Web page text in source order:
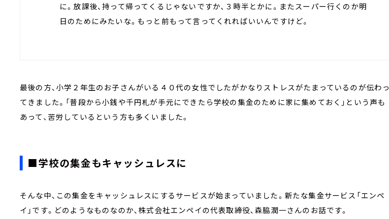
に。放課後、持って帰ってくるじゃないですか、３時半とかに。またスーパー行くのか明
日のためにみたいな。もっと前もって言ってくれればいいんですけど。
最後の方、小学２年生のお子さんがいる４０代の女性でしたがかなりストレスがたまっているのが伝わっ
てきました。「普段から小銭や千円札が手元にできたら学校の集金のために家に集めておく」という声も
あって、苦労しているという方も多くいました。
■学校の集金もキャッシュレスに
そんな中、この集金をキャッシュレスにするサービスが始まっていました。新たな集金サービス「エンペ
イ」です。どのようなものなのか、株式会社エンペイの代表取締役、森脇潤一さんのお話です。